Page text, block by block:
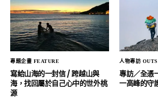
專題企畫 FEATURE
寫給山海的一封信 / 跨越山與
海，找回屬於自己心中的世外桃
源
人物專訪
專訪／全憑
一高峰的守